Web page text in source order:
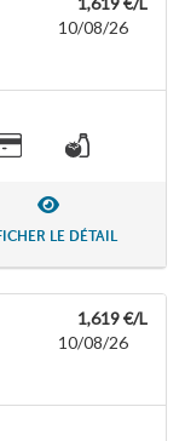
10/08/26
LE DÉTAIL
1,619 €/L
10/08/26